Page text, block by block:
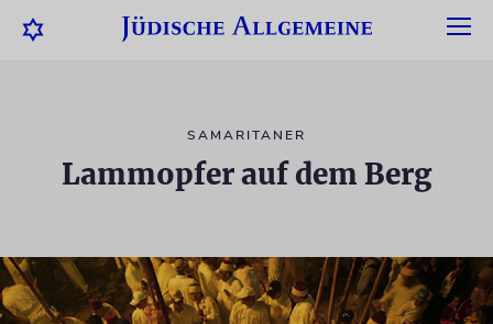
SAMARITANER
Lammopfer auf dem Berg